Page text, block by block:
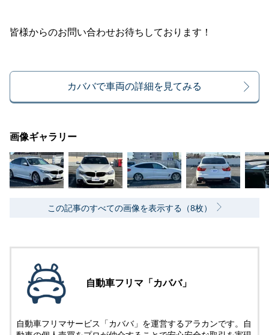
皆様からのお問い合わせお待ちしております！
カババで車両の詳細を見てみる
画像ギャラリー
この記事のすべての画像を表示する（8枚）
自動車フリマ「カババ」
自動車フリマサービス「カババ」を運営するアラカンです。自